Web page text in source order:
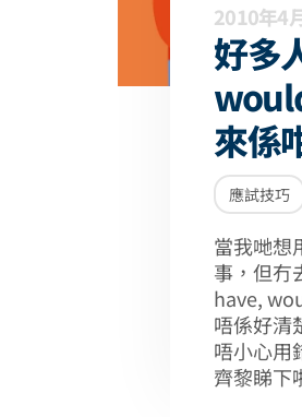
2010年4
好多
來係
應試技巧
當我哋想
事，但冇
have,
唔係好清
唔小心用
齊黎睇下